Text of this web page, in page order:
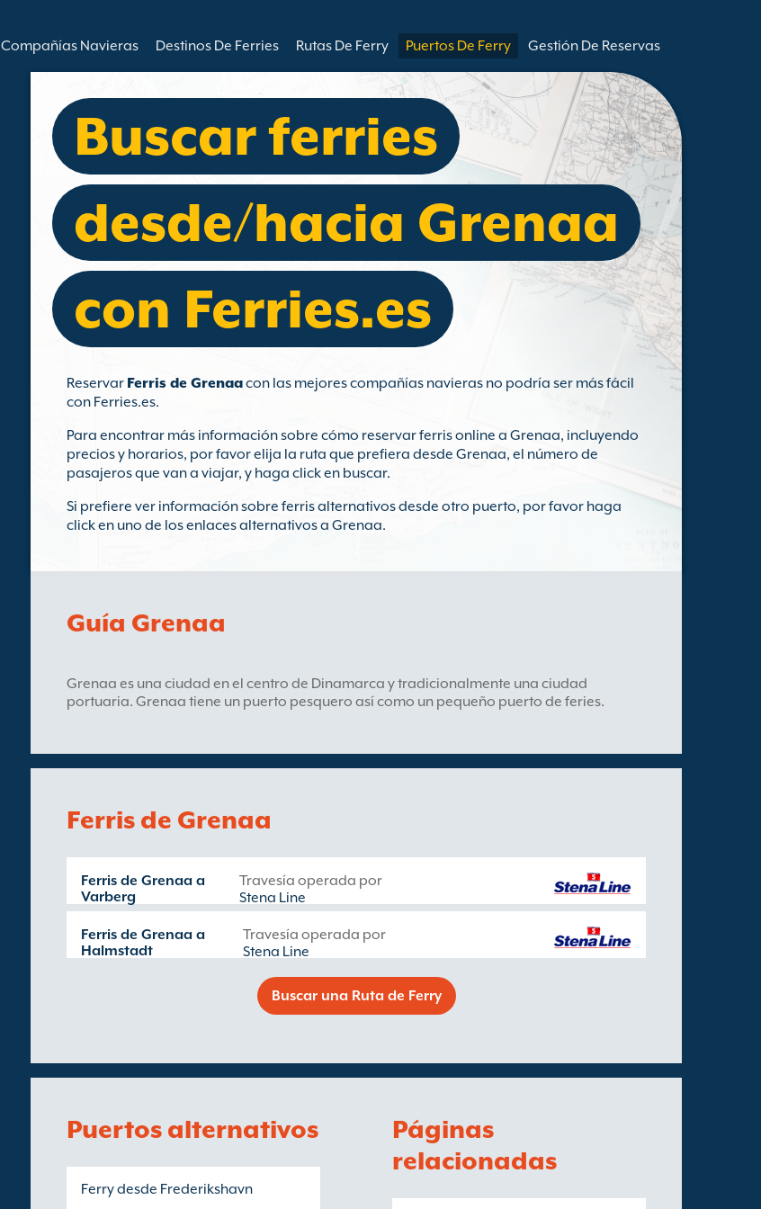
Compañías Navieras Destinos De Ferries Rutas De Ferry Puertos De Ferry Gestión De Reservas
Buscar ferries
desde/hacia Grenaa
con Ferries.es
Reservar Ferris de Grenaacon las mejores compañías navieras no podría ser más fácil
con Ferries.es.
Para encontrar más información sobre cómo reservar ferris online a Grenaa, incluyendo
precios y horarios, por favor elija la ruta que prefiera desde Grenaa, el número de
pasajeros que van a viajar, y haga click en buscar.
Si prefiere ver información sobre ferris alternativos desde otro puerto, por favor haga
click en uno de los enlaces alternativos a Grenaa.
Guía Grenaa
Grenaa es una ciudad en el centro de Dinamarca y tradicionalmente una ciudad
portuaria. Grenaa tiene un puerto pesquero así como un pequeño puerto de feries.
Ferris de Grenaa
Ferris de Grenaa a
Varberg
Travesía operada por
Stena Line
Ferris de Grenaa a
Halmstadt
Travesía operada por
Stena Line
Buscar una Ruta de Ferry
Puertos alternativos
Ferry desde Frederikshavn
Páginas
relacionadas